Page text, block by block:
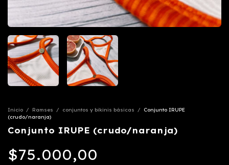
Inicio / Ramses / conjuntos y bikinis básicas /
Conjunto IRUPE
(crudo/naranja)
Conjunto IRUPE (crudo/naranja)
$75.000,00